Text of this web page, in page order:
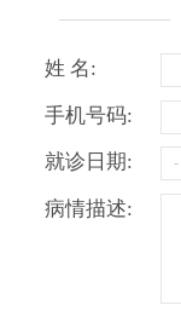
姓 名:
手机号码:
就诊日期:
病情描述: